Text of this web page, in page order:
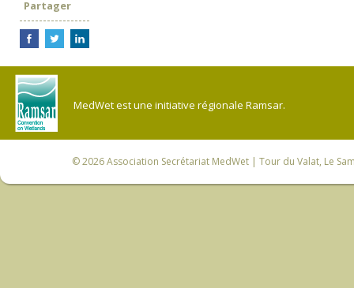
Partager
MedWet est une initiative régionale Ramsar.
© 2026Association Secrétariat MedWet | Tour du Valat, Le